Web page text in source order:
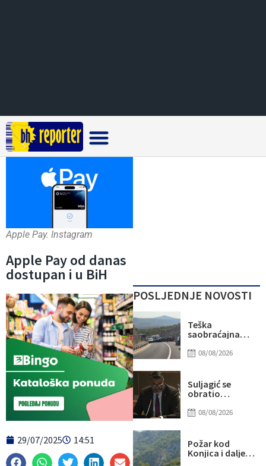
Apple Pay. Instagram
Apple Pay od danas
dostupan i u BiH
29/07/2025 14:51
POSLJEDNJE NOVOSTI
Teška
saobraćajna
Stoca: Više
saobraćaj
potpuno
obustavljen
08/08/2026
Suljagić se
obratio
senatorima i
pridružio
kampanji
zastrašivanja
08/08/2026
Požar kod
Konjica i dalje